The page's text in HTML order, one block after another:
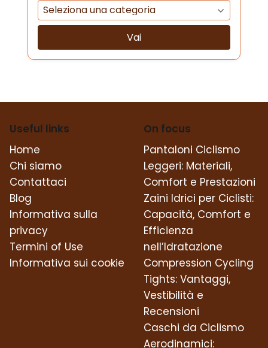
Vai
Useful links
Home
Chi siamo
Contattaci
Blog
Informativa sulla
privacy
Termini of Use
Informativa sui cookie
On focus
Pantaloni Ciclismo
Leggeri: Materiali,
Comfort e Prestazioni
Zaini Idrici per Ciclisti:
Capacità, Comfort e
Efficienza
nell’Idratazione
Compression Cycling
Tights: Vantaggi,
Vestibilità e
Recensioni
Caschi da Ciclismo
Aerodinamici: